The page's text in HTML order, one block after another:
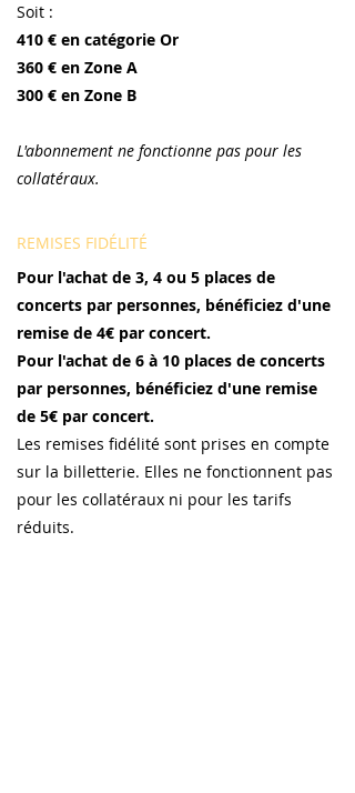
Soit :
410 € en catégorie Or
360 € en Zone A
300 € en Zone B
L'abonnement ne fonctionne pas pour les
collatéraux.
REMISES FIDÉLITÉ
Pour l'achat de 3, 4 ou 5 places de
concerts par personnes, bénéficiez d'une
remise de 4€ par concert.
Pour l'achat de 6 à 10 places de concerts
par personnes, bénéficiez d'une remise
de 5€ par concert.
Les remises fidélité sont prises en compte
sur la billetterie. Elles ne fonctionnent pas
pour les collatéraux ni pour les tarifs
réduits.